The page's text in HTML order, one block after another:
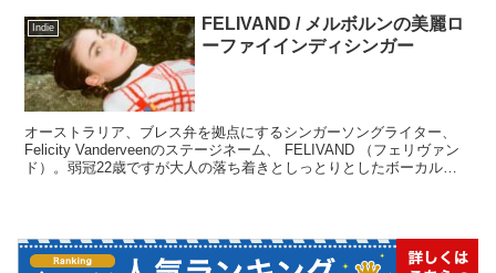
Indie
FELIVAND / メルボルンの美麗ロ
ーファイインディシンガー
オーストラリア、ブレス弁を拠点にするシンガーソングライター、
Felicity Vanderveenのステージネーム、 FELIVAND （フェリヴァン
ド）。弱冠22歳ですが大人の落ち着きとしっとりとしたボーカルに